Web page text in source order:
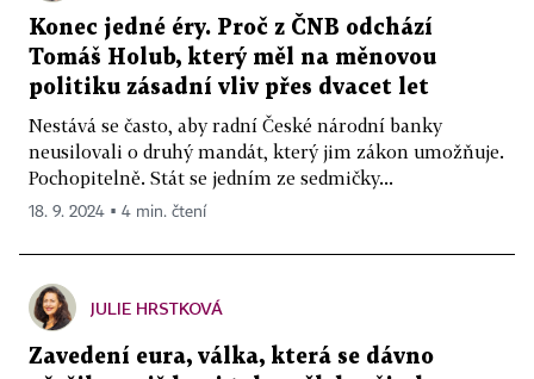
Konec jedné éry. Proč z ČNB odchází
Tomáš Holub, který měl na měnovou
politiku zásadní vliv přes dvacet let
Nestává se často, aby radní České národní banky
neusilovali o druhý mandát, který jim zákon umožňuje.
Pochopitelně. Stát se jedním ze sedmičky...
18. 9. 2024 ▪ 4 min. čtení
JULIE HRSTKOVÁ
Zavedení eura, válka, která se dávno